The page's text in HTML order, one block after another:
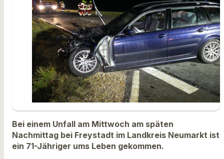
Bei einem Unfall am Mittwoch am späten
Nachmittag bei Freystadt im Landkreis Neumarkt ist
ein 71-Jähriger ums Leben gekommen.